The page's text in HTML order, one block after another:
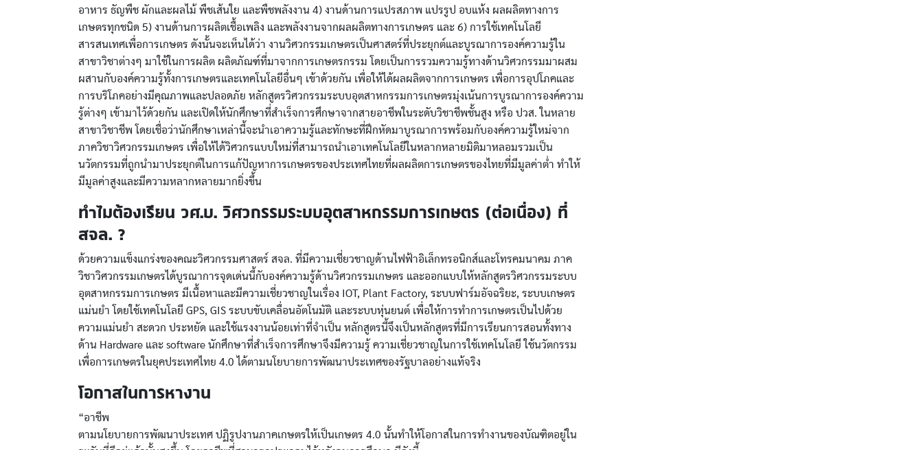
อาหาร ธัญพืช ผักและผลไม้ พืชเส้นใย และพืชพลังงาน 4) งานด้านการแปรสภาพ แปรรูป อบแห้ง ผลผลิตทางการ
เกษตรทุกชนิด 5) งานด้านการผลิตเชื้อเพลิง และพลังงานจากผลผลิตทางการเกษตร และ 6) การใช้เทคโนโลยี
สารสนเทศเพื่อการเกษตร ดังนั้นจะเห็นได้ว่า งานวิศวกรรมเกษตรเป็นศาสตร์ที่ประยุกต์และบูรณาการองค์ความรู้ใน
สาขาวิชาต่างๆ มาใช้ในการผลิต ผลิตภัณฑ์ที่มาจากการเกษตรกรรม โดยเป็นการรวมความรู้ทางด้านวิศวกรรมมาผสม
ผสานกับองค์ความรู้ทั้งการเกษตรและเทคโนโลยีอื่นๆ เข้าด้วยกัน เพื่อให้ได้ผลผลิตจากการเกษตร เพื่อการอุปโภคและ
การบริโภคอย่างมีคุณภาพและปลอดภัย หลักสูตรวิศวกรรมระบบอุตสาหกรรมการเกษตรมุ่งเน้นการบูรณาการองค์ความ
รู้ต่างๆ เข้ามาไว้ด้วยกัน และเปิดให้นักศึกษาที่สำเร็จการศึกษาจากสายอาชีพในระดับวิชาชีพชั้นสูง หรือ ปวส. ในหลาย
สาขาวิชาชีพ โดยเชื่อว่านักศึกษาเหล่านี้จะนำเอาความรู้และทักษะที่ฝึกหัดมาบูรณาการพร้อมกับองค์ความรู้ใหม่จาก
ภาควิชาวิศวกรรมเกษตร เพื่อให้ได้วิศวกรแบบใหม่ที่สามารถนำเอาเทคโนโลยีในหลากหลายมิติมาหลอมรวมเป็น
นวัตกรรมที่ถูกนำมาประยุกต์ในการแก้ปัญหาการเกษตรของประเทศไทยที่ผลผลิตการเกษตรของไทยที่มีมูลค่าต่ำ ทำให้
มีมูลค่าสูงและมีความหลากหลายมากยิ่งขึ้น
ทำไมต้องเรียน วศ.บ. วิศวกรรมระบบอุตสาหกรรมการเกษตร (ต่อเนื่อง) ที่
สจล. ?
ด้วยความแข็งแกร่งของคณะวิศวกรรมศาสตร์ สจล. ที่มีความเชี่ยวชาญด้านไฟฟ้าอิเล็กทรอนิกส์และโทรคมนาคม ภาค
วิชาวิศวกรรมเกษตรได้บูรณาการจุดเด่นนี้กับองค์ความรู้ด้านวิศวกรรมเกษตร และออกแบบให้หลักสูตรวิศวกรรมระบบ
อุตสาหกรรมการเกษตร มีเนื้อหาและมีความเชี่ยวชาญในเรื่อง IOT, Plant Factory, ระบบฟาร์มอัจฉริยะ, ระบบเกษตร
แม่นยำ โดยใช้เทคโนโลยี GPS, GIS ระบบขับเคลื่อนอัตโนมัติ และระบบหุ่นยนต์ เพื่อให้การทำการเกษตรเป็นไปด้วย
ความแม่นยำ สะดวก ประหยัด และใช้แรงงานน้อยเท่าที่จำเป็น หลักสูตรนี้จึงเป็นหลักสูตรที่มีการเรียนการสอนทั้งทาง
ด้าน Hardware และ software นักศึกษาที่สำเร็จการศึกษาจึงมีความรู้ ความเชี่ยวชาญในการใช้เทคโนโลยี ใช้นวัตกรรม
เพื่อการเกษตรในยุคประเทศไทย 4.0 ได้ตามนโยบายการพัฒนาประเทศของรัฐบาลอย่างแท้จริง
โอกาสในการหางาน
“อาชีพ
ตามนโยบายการพัฒนาประเทศ ปฏิรูปงานภาคเกษตรให้เป็นเกษตร 4.0 นั้นทำให้โอกาสในการทำงานของบัณฑิตอยู่ใน